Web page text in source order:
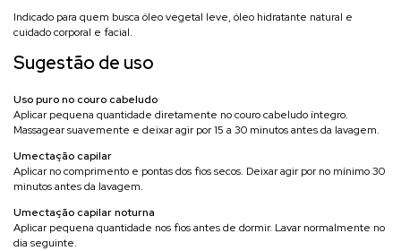
Indicado para quem busca óleo vegetal leve, óleo hidratante natural e
cuidado corporal e facial.
Sugestão de uso
Uso puro no couro cabeludo
Aplicar pequena quantidade diretamente no couro cabeludo íntegro.
Massagear suavemente e deixar agir por 15 a 30 minutos antes da lavagem.
Umectação capilar
Aplicar no comprimento e pontas dos fios secos. Deixar agir por no mínimo 30
minutos antes da lavagem.
Umectação capilar noturna
Aplicar pequena quantidade nos fios antes de dormir. Lavar normalmente no
dia seguinte.